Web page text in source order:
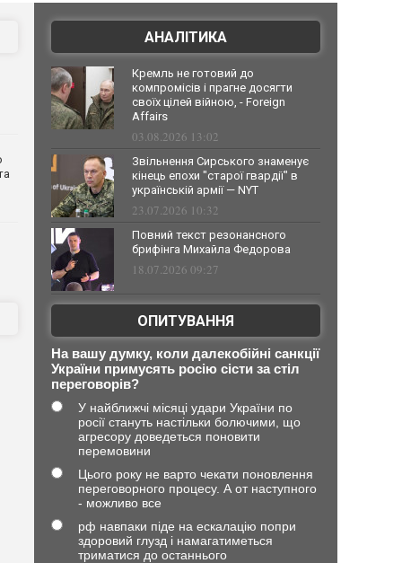
АНАЛІТИКА
Кремль не готовий до
компромісів і прагне досягти
своїх цілей війною, - Foreign
Affairs
03.08.2026 13:02
Звільнення Сирського знаменує
кінець епохи "старої гвардії" в
українській армії — NYT
23.07.2026 10:32
Повний текст резонансного
брифінга Михайла Федорова
18.07.2026 09:27
ОПИТУВАННЯ
На вашу думку, коли далекобійні санкції
України примусять росію сісти за стіл
переговорів?
У найближчі місяці удари України по
росії стануть настільки болючими, що
агресору доведеться поновити
перемовини
Цього року не варто чекати поновлення
переговорного процесу. А от наступного
- можливо все
рф навпаки піде на ескалацію попри
здоровий глузд і намагатиметься
триматися до останнього